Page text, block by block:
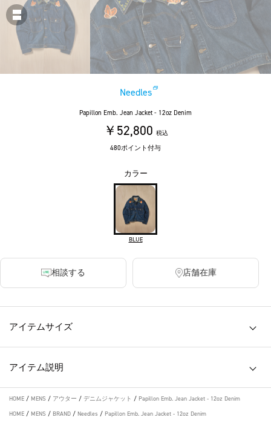
Needles
Papillon Emb. Jean Jacket - 12oz Denim
￥52,800 税込
480ポイント付与
カラー
BLUE
相談する 店舗在庫
アイテムサイズ
アイテム説明
HOME / MENS / アウター / デニムジャケット / Papillon Emb. Jean Jacket - 12oz Denim
HOME / MENS / BRAND / Needles / Papillon Emb. Jean Jacket - 12oz Denim